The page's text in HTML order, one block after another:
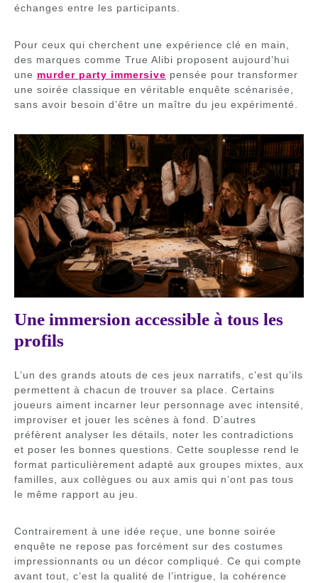
échanges entre les participants.
Pour ceux qui cherchent une expérience clé en main,
des marques comme True Alibi proposent aujourd’hui
une murder party immersive pensée pour transformer
une soirée classique en véritable enquête scénarisée,
sans avoir besoin d’être un maître du jeu expérimenté.
Une immersion accessible à tous les
profils
L’un des grands atouts de ces jeux narratifs, c’est qu’ils
permettent à chacun de trouver sa place. Certains
joueurs aiment incarner leur personnage avec intensité,
improviser et jouer les scènes à fond. D’autres
préfèrent analyser les détails, noter les contradictions
et poser les bonnes questions. Cette souplesse rend le
format particulièrement adapté aux groupes mixtes, aux
familles, aux collègues ou aux amis qui n’ont pas tous
le même rapport au jeu.
Contrairement à une idée reçue, une bonne soirée
enquête ne repose pas forcément sur des costumes
impressionnants ou un décor compliqué. Ce qui compte
avant tout, c’est la qualité de l’intrigue, la cohérence